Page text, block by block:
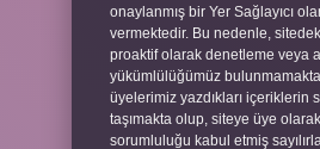
onaylanmış bir Yer Sağlayıcı
vermektedir. Bu nedenle,
proaktif olarak denetleme veya
yükümlülüğümüz
üyelerimiz yazdıkları içeriklerin
taşımakta olup, siteye üye
sorumluluğu kabul etmiş